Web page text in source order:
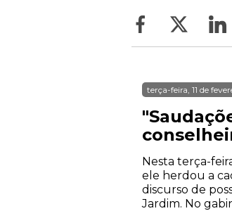
terça-feira, 11 de
Nesta terça-
ele herdou a
discurso de
Jardim. No